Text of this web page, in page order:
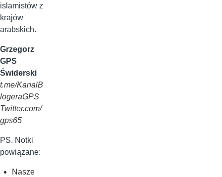
islamistów z
krajów
arabskich.
Grzegorz
GPS
Świderski
t.me/KanalB
logeraGPS
Twitter.com/
gps65
PS. Notki
powiązane:
Nasze